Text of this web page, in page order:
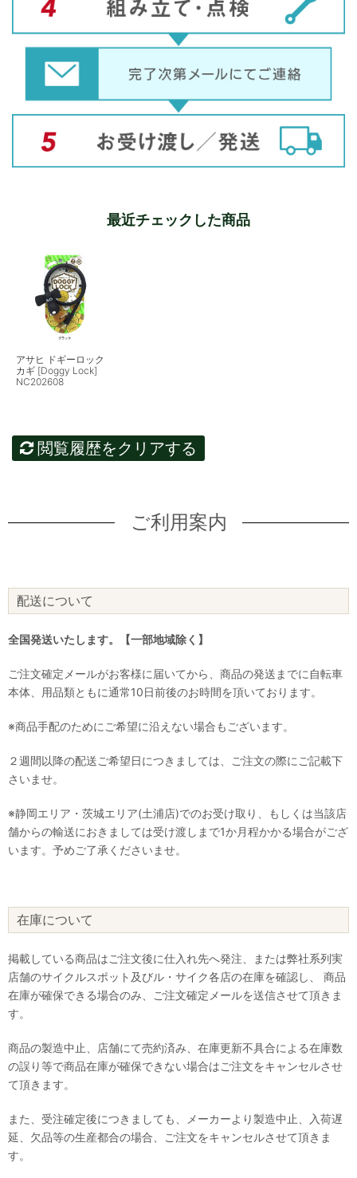
最近チェックした商品
アサヒ ドギーロック
カギ [Doggy Lock]
NC202608
閲覧履歴をクリアする
ご利用案内
配送について
全国発送いたします。【一部地域除く】
ご注文確定メールがお客様に届いてから、商品の発送までに自転車
本体、用品類ともに通常10日前後のお時間を頂いております。
※商品手配のためにご希望に沿えない場合もございます。
２週間以降の配送ご希望日につきましては、ご注文の際にご記載下
さいませ。
※静岡エリア・茨城エリア(土浦店)でのお受け取り、もしくは当該店
舗からの輸送におきましては受け渡しまで1か月程かかる場合がござ
います。予めご了承くださいませ。
在庫について
掲載している商品はご注文後に仕入れ先へ発注、または弊社系列実
店舗のサイクルスポット及びル・サイク各店の在庫を確認し、 商品
在庫が確保できる場合のみ、ご注文確定メールを送信させて頂きま
す。
商品の製造中止、店舗にて売約済み、在庫更新不具合による在庫数
の誤り等で商品在庫が確保できない場合はご注文をキャンセルさせ
て頂きます。
また、受注確定後につきましても、メーカーより製造中止、入荷遅
延、欠品等の生産都合の場合、ご注文をキャンセルさせて頂きま
す。